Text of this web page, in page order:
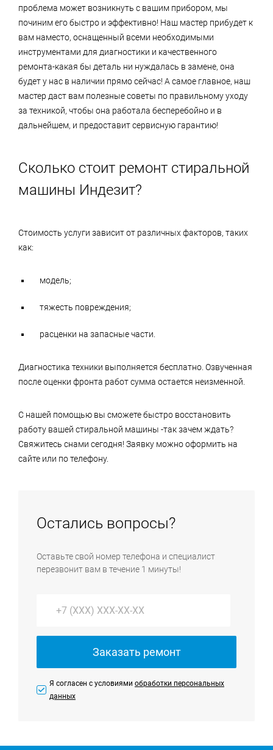
проблема может возникнуть с вашим прибором, мы
починим его быстро и эффективно! Наш мастер прибудет к
вам наместо, оснащенный всеми необходимыми
инструментами для диагностики и качественного
ремонта-какая бы деталь ни нуждалась в замене, она
будет у нас в наличии прямо сейчас! А самое главное, наш
мастер даст вам полезные советы по правильному уходу
за техникой, чтобы она работала бесперебойно и в
дальнейшем, и предоставит сервисную гарантию!
Сколько стоит ремонт стиральной
машины Индезит?
Стоимость услуги зависит от различных факторов, таких
как:
модель;
тяжесть повреждения;
расценки на запасные части.
Диагностика техники выполняется бесплатно. Озвученная
после оценки фронта работ сумма остается неизменной.
С нашей помощью вы сможете быстро восстановить
работу вашей стиральной машины -так зачем ждать?
Свяжитесь снами сегодня! Заявку можно оформить на
сайте или по телефону.
Остались вопросы?
Оставьте свой номер телефона и специалист
перезвонит вам в течение 1 минуты!
Заказать ремонт
Я согласен с условиями обработки персональных
данных